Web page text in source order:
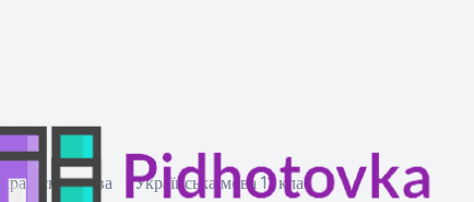
Українська мова Українська мова 11 клас